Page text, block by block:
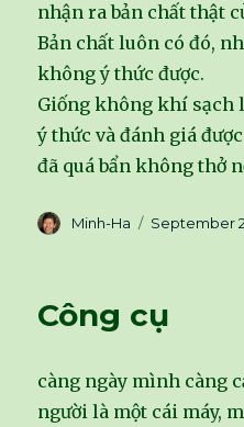
nhận ra bản chất thật
Bản chất luôn có đó,
không ý thức được.
Giống không khí sạch
ý thức và đánh giá
đã quá bẩn không thở
Author
Minh-Ha
Posted
September
Công cụ
càng ngày mình càng
người là một cái máy,